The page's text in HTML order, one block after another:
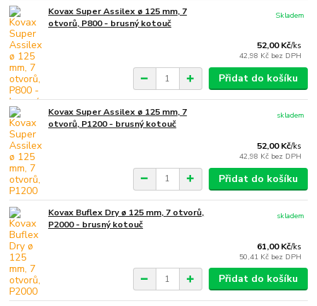
Kovax Super Assilex ø 125 mm, 7
otvorů, P800 - brusný kotouč
52,00 Kč/ks
42,98 Kč bez DPH
Skladem
Přidat do košíku
Kovax Super Assilex ø 125 mm, 7
otvorů, P1200 - brusný kotouč
52,00 Kč/ks
42,98 Kč bez DPH
skladem
Přidat do košíku
Kovax Buflex Dry ø 125 mm, 7 otvorů,
P2000 - brusný kotouč
61,00 Kč/ks
50,41 Kč bez DPH
skladem
Přidat do košíku